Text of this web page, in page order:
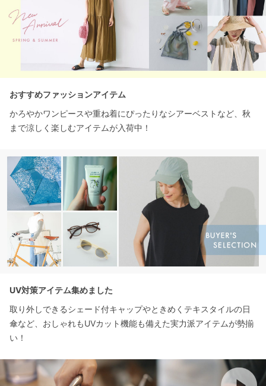
おすすめファッションアイテム
かろやかワンピースや重ね着にぴったりなシアーベストなど、秋
まで涼しく楽しむアイテムが入荷中！
UV対策アイテム集めました
取り外しできるシェード付キャップやときめくテキスタイルの日
傘など、おしゃれもUVカット機能も備えた実力派アイテムが勢揃
い！